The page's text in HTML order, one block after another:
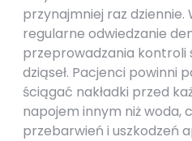
przynajmniej raz dziennie.
regularne odwiedzanie
przeprowadzania kontroli
dziąseł. Pacjenci powinni
ściągać nakładki przed
napojem innym niż woda,
przebarwień i uszkodzeń